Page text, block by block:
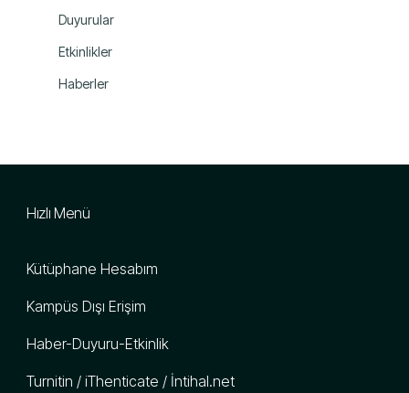
Duyurular
Etkinlikler
Haberler
Hızlı Menü
Kütüphane Hesabım
Kampüs Dışı Erişim
Haber-Duyuru-Etkinlik
Turnitin / iThenticate / İntihal.net